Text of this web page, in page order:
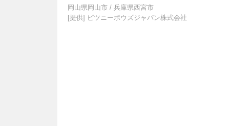
岡山県岡山市 / 兵庫県西宮市
[提供] ピツニーボウズジャパン株式会社